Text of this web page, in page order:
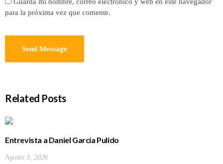
para la próxima vez que comente.
Related Posts
Entrevista a Daniel García Pulido
Agosto 3, 2026